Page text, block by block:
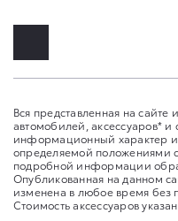
Вся представленная на
автомобилей, аксессуаров* и
информационный характер и
определяемой положениями
подробной информации
Опубликованная на данном
изменена в любое время без
Стоимость аксессуаров